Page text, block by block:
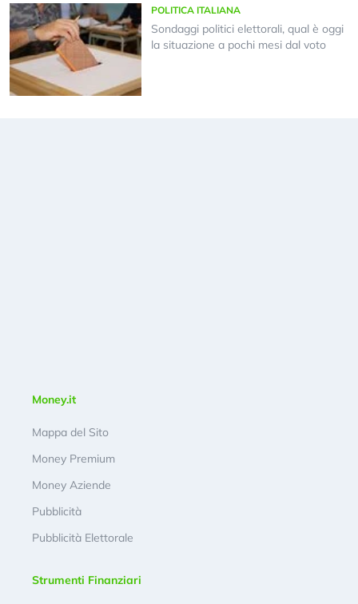
POLITICA ITALIANA
Sondaggi politici elettorali, qual è oggi
la situazione a pochi mesi dal voto
Money.it
Mappa del Sito
Money Premium
Money Aziende
Pubblicità
Pubblicità Elettorale
Strumenti Finanziari